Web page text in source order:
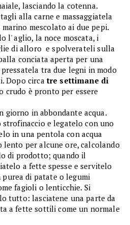
lasciando la cotenna.
alla carne e massaggiatela
mescolato ai due pepi.
l' aglio, la noce moscata, i
di alloro e spolverateli sulla
conciata aperta per una
tra due legni in modo
Dopo circatre settimane di
è pronto per essere
giorno in abbondante acqua.
e legatelo con uno
in una pentola con acqua
lento per alcune ore, calcolando
di prodotto; quando il
a fette spesse e servitelo
purea di patate o legumi
fagioli o lenticchie. Si
tutto: lasciatene una parte da
a fette sottili come un normale